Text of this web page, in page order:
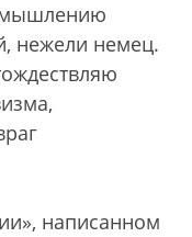
мышлению
нежели немец.
написанном